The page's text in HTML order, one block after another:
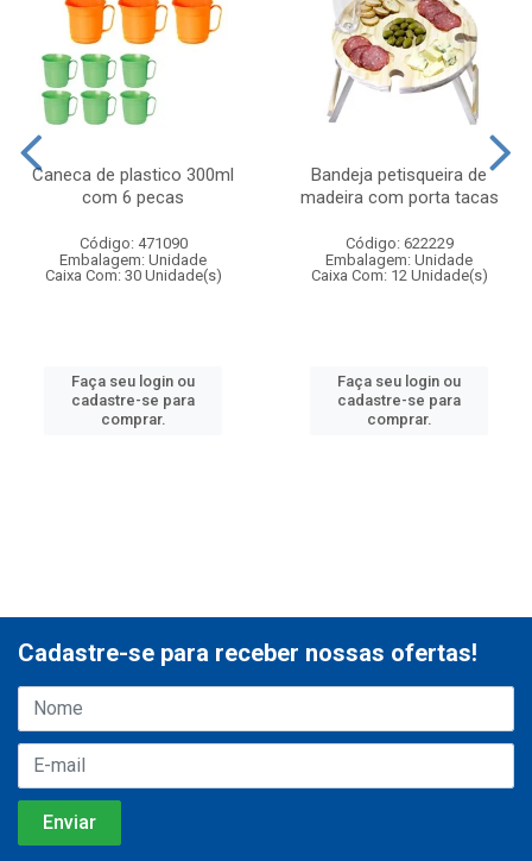
Caneca de plastico 300ml
com 6 pecas
Código: 471090
Embalagem: Unidade
Caixa Com: 30 Unidade(s)
Faça seu login ou
cadastre-se para
comprar.
Bandeja petisqueira de
madeira com porta tacas
Código: 622229
Embalagem: Unidade
Caixa Com: 12 Unidade(s)
Faça seu login ou
cadastre-se para
comprar.
Cadastre-se para receber nossas ofertas!